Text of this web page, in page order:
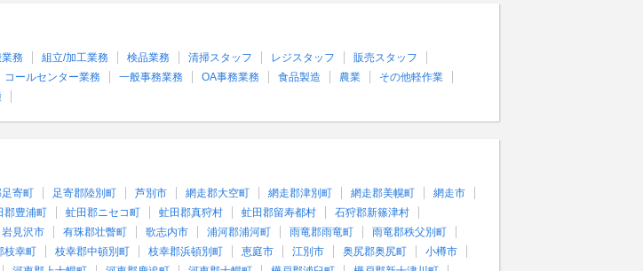
務 組立/加工業務 検品業務 清掃スタッフ レジスタッフ
販売スタッフ
コールセンター業務 一般事務業務 OA事務業務 食品製造 農業
その他軽作業
寄町 足寄郡陸別町 芦別市 網走郡大空町 網走郡津別町 網走郡美幌町
網走市
郡豊浦町 虻田郡ニセコ町 虻田郡真狩村 虻田郡留寿都村
石狩郡新篠津村
岩見沢市 有珠郡壮瞥町 歌志内市 浦河郡浦河町 雨竜郡雨竜町
雨竜郡秩父別町
枝幸町 枝幸郡中頓別町 枝幸郡浜頓別町 恵庭市 江別市 奥尻郡奥尻町
小樽市